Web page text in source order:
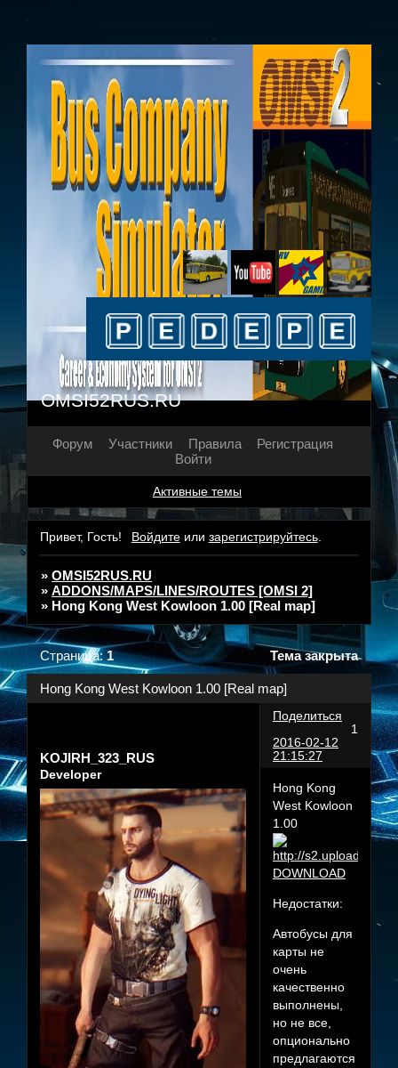
OMSI52RUS.RU
Форум Участники Правила
Регистрация
Войти
Активные темы
Привет, Гость! Войдитеили зарегистрируйтесь.
»OMSI52RUS.RU
»ADDONS/MAPS/LINES/ROUTES [OMSI 2]
» Hong Kong West Kowloon 1.00 [Real map]
Hong Kong West Kowloon 1.00 [Real map]
Страница:1 Тема закрыта
Поделиться
1
2016-02-12
21:15:27
KOJIRH_323_RUS
Developer
Hong Kong
West Kowloon
1.00
DOWNLOAD
Недостатки:
Автобусы для
карты не
очень
качественно
выполнены,
но не все,
опционально
предлагаются